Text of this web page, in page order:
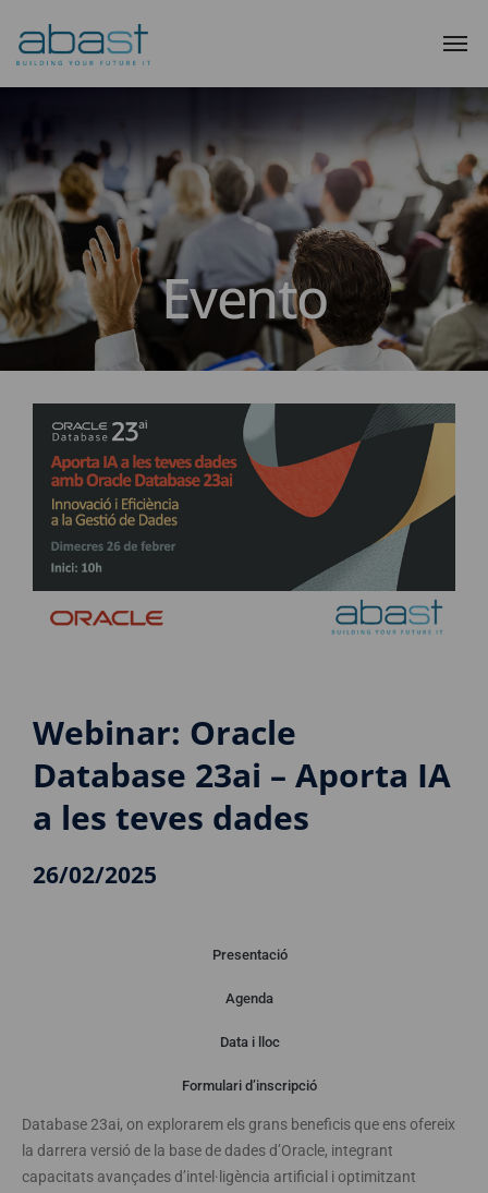
Evento
Webinar: Oracle
Database 23ai – Aporta IA
a les teves dades
26/02/2025
Presentació
Agenda
Data i lloc
Formulari d’inscripció
Ens complau convidar-te al nostre proper webinar sobre Oracle
Database 23ai, on explorarem els grans beneficis que ens ofereix
la darrera versió de la base de dades d’Oracle, integrant
capacitats avançades d’intel·ligència artificial i optimitzant